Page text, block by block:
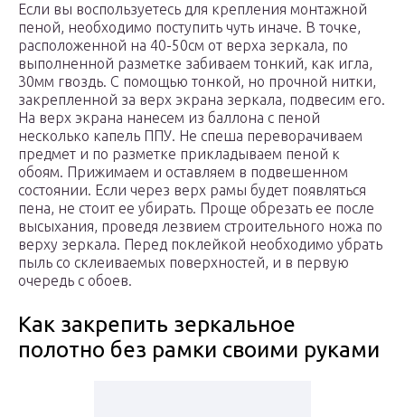
Если вы воспользуетесь для крепления монтажной
пеной, необходимо поступить чуть иначе. В точке,
расположенной на 40-50см от верха зеркала, по
выполненной разметке забиваем тонкий, как игла,
30мм гвоздь. С помощью тонкой, но прочной нитки,
закрепленной за верх экрана зеркала, подвесим его.
На верх экрана нанесем из баллона с пеной
несколько капель ППУ. Не спеша переворачиваем
предмет и по разметке прикладываем пеной к
обоям. Прижимаем и оставляем в подвешенном
состоянии. Если через верх рамы будет появляться
пена, не стоит ее убирать. Проще обрезать ее после
высыхания, проведя лезвием строительного ножа по
верху зеркала. Перед поклейкой необходимо убрать
пыль со склеиваемых поверхностей, и в первую
очередь с обоев.
Как закрепить зеркальное
полотно без рамки своими руками